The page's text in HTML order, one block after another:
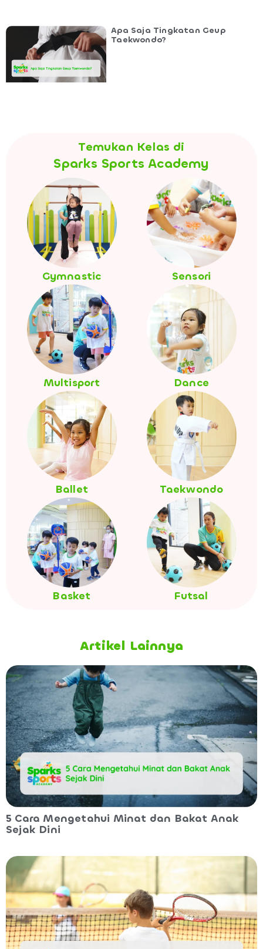
Apa Saja Tingkatan Geup
Taekwondo?
Temukan Kelas di
Sparks Sports Academy
Gymnastic Sensori
Multisport Dance
Ballet Taekwondo
Basket Futsal
Artikel Lainnya
5 Cara Mengetahui Minat dan Bakat Anak
Sejak Dini